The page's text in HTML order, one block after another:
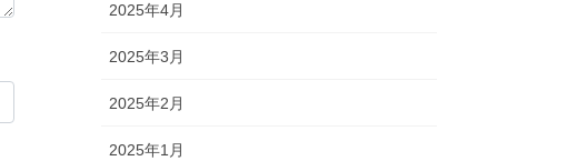
2025年4月
2025年3月
2025年2月
2025年1月